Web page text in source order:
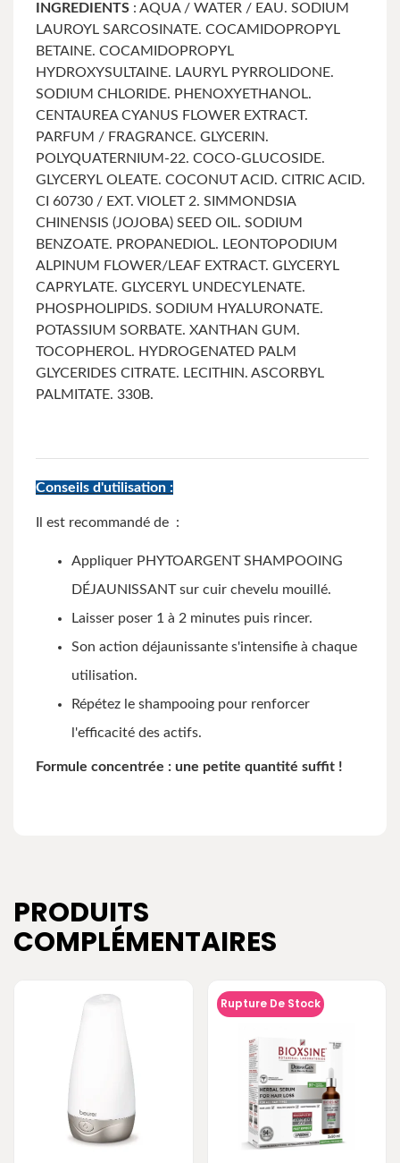
INGREDIENTS : AQUA / WATER / EAU. SODIUM
LAUROYL SARCOSINATE. COCAMIDOPROPYL
BETAINE. COCAMIDOPROPYL
HYDROXYSULTAINE. LAURYL PYRROLIDONE.
SODIUM CHLORIDE. PHENOXYETHANOL.
CENTAUREA CYANUS FLOWER EXTRACT.
PARFUM / FRAGRANCE. GLYCERIN.
POLYQUATERNIUM-22. COCO-GLUCOSIDE.
GLYCERYL OLEATE. COCONUT ACID. CITRIC ACID.
CI 60730 / EXT. VIOLET 2. SIMMONDSIA
CHINENSIS (JOJOBA) SEED OIL. SODIUM
BENZOATE. PROPANEDIOL. LEONTOPODIUM
ALPINUM FLOWER/LEAF EXTRACT. GLYCERYL
CAPRYLATE. GLYCERYL UNDECYLENATE.
PHOSPHOLIPIDS. SODIUM HYALURONATE.
POTASSIUM SORBATE. XANTHAN GUM.
TOCOPHEROL. HYDROGENATED PALM
GLYCERIDES CITRATE. LECITHIN. ASCORBYL
PALMITATE. 330B.
Conseils d'utilisation :
Il est recommandé de :
Appliquer PHYTOARGENT SHAMPOOING
DÉJAUNISSANT sur cuir chevelu mouillé.
Laisser poser 1 à 2 minutes puis rincer.
Son action déjaunissante s'intensifie à chaque
utilisation.
Répétez le shampooing pour renforcer
l'efficacité des actifs.
Formule concentrée : une petite quantité suffit !
PRODUITS
COMPLÉMENTAIRES
Rupture De Stock